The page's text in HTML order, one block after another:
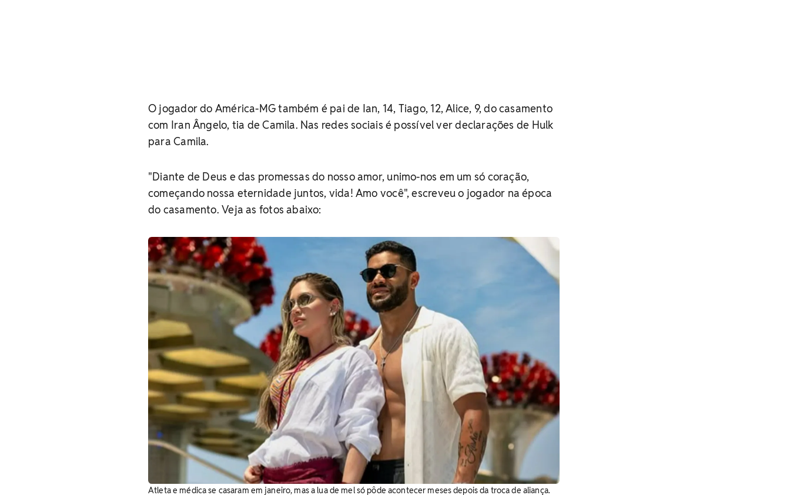
O jogador do América-MG também é pai de Ian, 14, Tiago, 12, Alice, 9, do casamento
com Iran Ângelo, tia de Camila. Nas redes sociais é possível ver declarações de Hulk
para Camila.
"Diante de Deus e das promessas do nosso amor, unimo-nos em um só coração,
começando nossa eternidade juntos, vida! Amo você", escreveu o jogador na época
do casamento. Veja as fotos abaixo:
Atleta e médica se casaram em janeiro, mas a lua de mel só pôde acontecer meses depois da troca de aliança.